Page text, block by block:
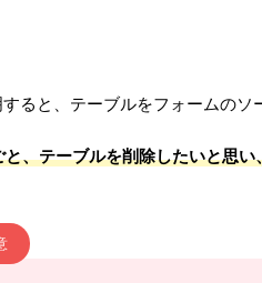
ると、テーブルをフォームのソ
、テーブルを削除したいと思い